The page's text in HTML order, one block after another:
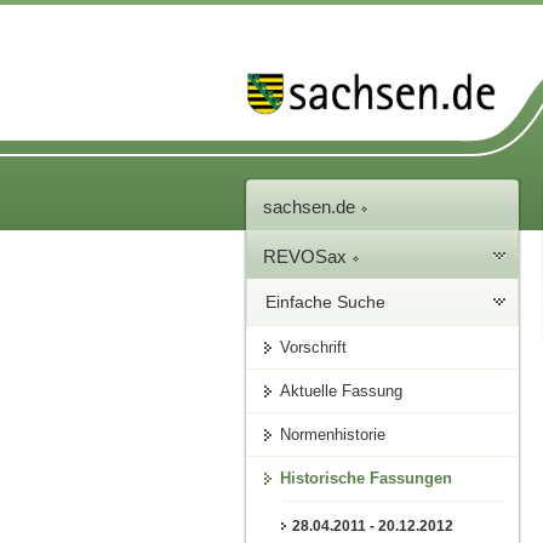
sachsen.de
REVOSax
Einfache Suche
Vorschrift
Aktuelle Fassung
Normenhistorie
Historische Fassungen
28.04.2011 - 20.12.2012